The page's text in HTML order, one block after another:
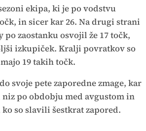
ekipa, ki je po vodstvu
in sicer kar 26. Na drugi strani
po zaostanku osvojil že 17 točk,
izkupiček. Kralji povratkov so
19 takih točk.
svoje pete zaporedne zmage, kar
po obdobju med avgustom in
so slavili šestkrat zapored.